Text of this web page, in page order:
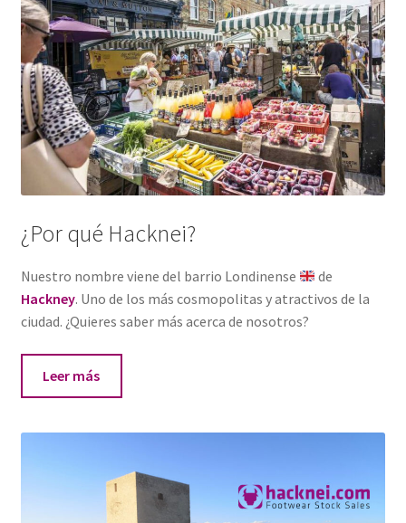
¿Por qué Hacknei?
Nuestro nombre viene del barrio Londinense
de
Hackney. Uno de los más cosmopolitas y atractivos de la
ciudad. ¿Quieres saber más acerca de nosotros?
Leer más